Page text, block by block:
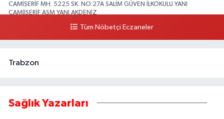
CAMİŞERİF MH. 5225 SK. NO:27A SALİM GÜVEN İLKOKULU YANI
CAMİİŞERİF ASM YANI AKDENİZ
Yol Tarifi Al
Tüm Nöbetçi Eczaneler
Trabzon
Sağlık Yazarları